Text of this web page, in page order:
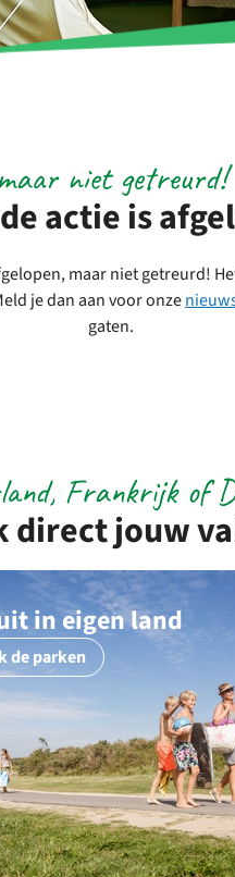
actie is
maar niet getreurd!
maar niet getreurd!
je dan aan voor onze
gaten.
direct jouw
Frankrijk of
in eigen land
de parken